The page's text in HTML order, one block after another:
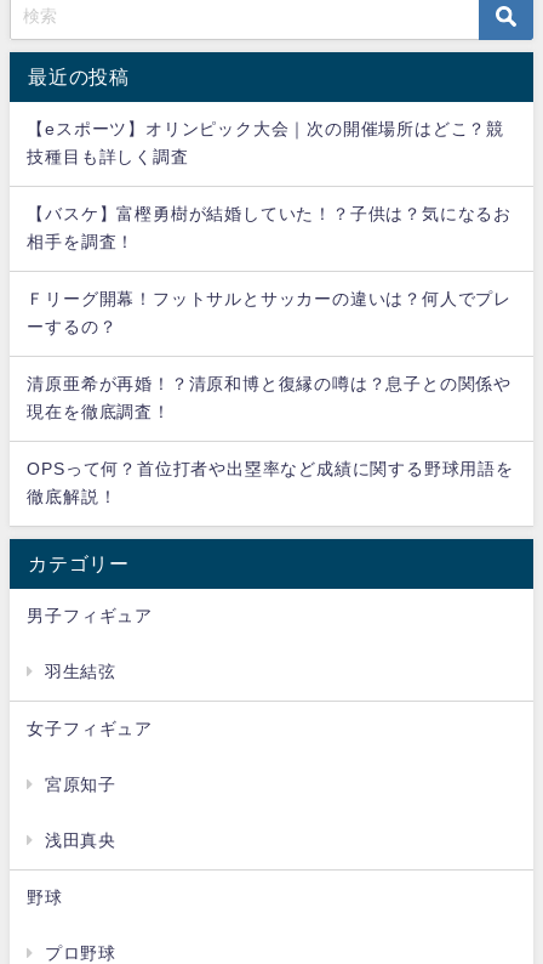
最近の投稿
【eスポーツ】オリンピック大会｜次の開催場所はどこ？競
技種目も詳しく調査
【バスケ】富樫勇樹が結婚していた！？子供は？気になるお
相手を調査！
Ｆリーグ開幕！フットサルとサッカーの違いは？何人でプレ
ーするの？
清原亜希が再婚！？清原和博と復縁の噂は？息子との関係や
現在を徹底調査！
OPSって何？首位打者や出塁率など成績に関する野球用語を
徹底解説！
カテゴリー
男子フィギュア
羽生結弦
女子フィギュア
宮原知子
浅田真央
野球
プロ野球